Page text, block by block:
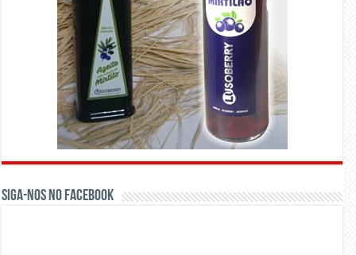
Siga-nos no Facebook